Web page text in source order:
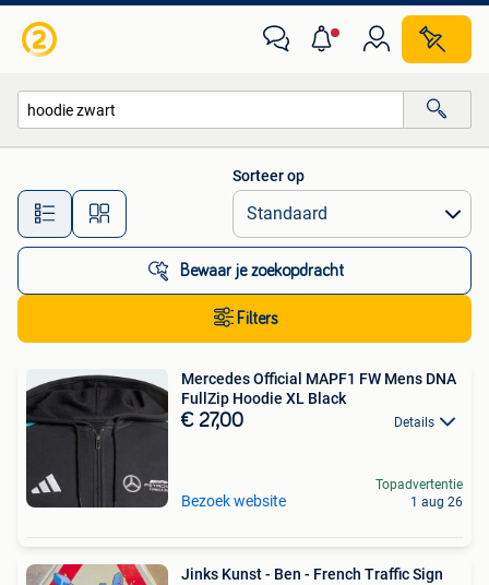
Alle afstanden…
Sorteer op
Bewaar je zoekopdracht
Filters
Mercedes Official MAPF1 FW Mens DNA
FullZip Hoodie XL Black
€ 27,00 Details
Bezoek website
Topadvertentie
1 aug 26
Jinks Kunst - Ben - French Traffic Sign